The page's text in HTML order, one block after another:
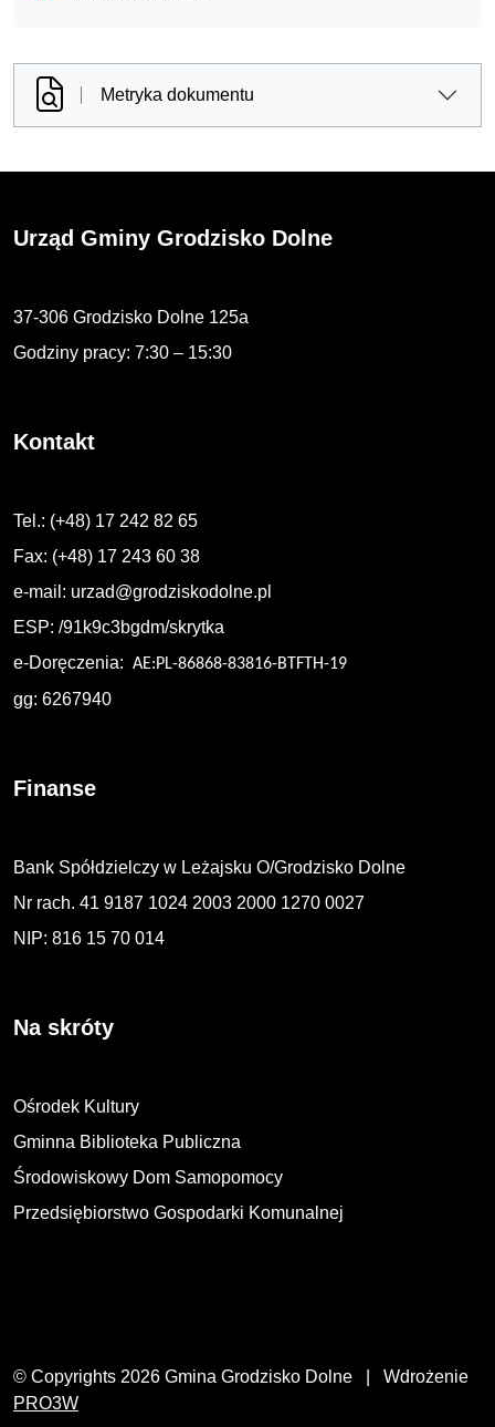
Metryka dokumentu
Urząd Gminy Grodzisko Dolne
37-306 Grodzisko Dolne 125a
Godziny pracy: 7:30 – 15:30
Kontakt
Tel.: (+48) 17 242 82 65
Fax: (+48) 17 243 60 38
e-mail: urzad@grodziskodolne.pl
ESP: /91k9c3bgdm/skrytka
e-Doręczenia: AE:PL-86868-83816-BTFTH-19
gg: 6267940
Finanse
Bank Spółdzielczy w Leżajsku O/Grodzisko Dolne
Nr rach. 41 9187 1024 2003 2000 1270 0027
NIP: 816 15 70 014
Na skróty
Ośrodek Kultury
Gminna Biblioteka Publiczna
Środowiskowy Dom Samopomocy
Przedsiębiorstwo Gospodarki Komunalnej
© Copyrights 2026 Gmina Grodzisko Dolne | Wdrożenie
PRO3W